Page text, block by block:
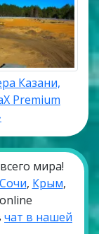
Казани,
Premium
мира!
Сочи, Крым,
чат в нашей